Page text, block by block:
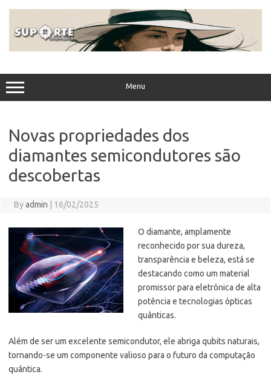
Menu
Novas propriedades dos
diamantes semicondutores são
descobertas
Byadmin 16/02/2025
O diamante, amplamente
reconhecido por sua dureza,
transparência e beleza, está se
destacando como um material
promissor para eletrônica de alta
potência e tecnologias ópticas
quânticas.
Além de ser um excelente semicondutor, ele abriga qubits naturais,
tornando-se um componente valioso para o futuro da computação
quântica.